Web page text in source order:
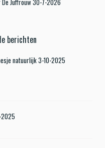
berichten
natuurlijk 3-10-2025
2025